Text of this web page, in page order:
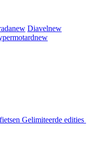
new Diavelnew
new
Gelimiteerde edities